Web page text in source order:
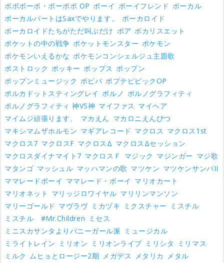
ボボボーボ・ボーボボ OP ボーイ ボーイフレンド ボーカル
ボーカルパートはSaxでやります。
ボーカロイド
ボーカロイドたちがただ叫ぶだけ ポア ポカリスエット
ポケットの中の戦争 ポケットモンスター ポケモン
ポケモンいえるかな ポケモンコンシェルジュ主題歌
ポストロック ポッキー ポップス ポップン
ポップンミュージック ポピパ ポプテピピックOP
ポルカドットスティングレイ ポルノ ポルノグラフィティ
ポルノグラフィティ 神VS神 マイファス マイヘア
マイムジ頑張ります、
マカえん マカロニえんぴつ
マキシマムザホルモン マギアレコード マクロス マクロス1st
マクロス7 マクロスF マクロスΔ マクロスΔセッション
マクロスダイナマイト7 マクロスＦ マジック マジンガー マジ歌
マタンゴ マッシュル マッハマンの歌 マツケン マツケンサンバII
ママレードボーイ ママレード・ボーイ マリオカート
マリオネット マリッジロワイヤル マリリンマンソン
マリーゴールド マヴラヴ ミカヅキ ミクスチャー ミスチル
ミスチル #Mr.Children ミセス
ミニスカサンタよりバニーガール派 ミュージカル
ミライトレイン ミリオン ミリオンライブ ミリシタ
ミリマス
ミルク ムヒョとロージー2期 メガデス メタリカ メタル